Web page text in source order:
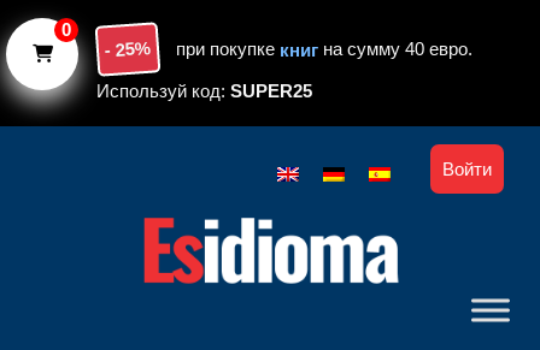
- 25% при покупке книг на сумму 40 евро.
Используй код: SUPER25
Войти
0